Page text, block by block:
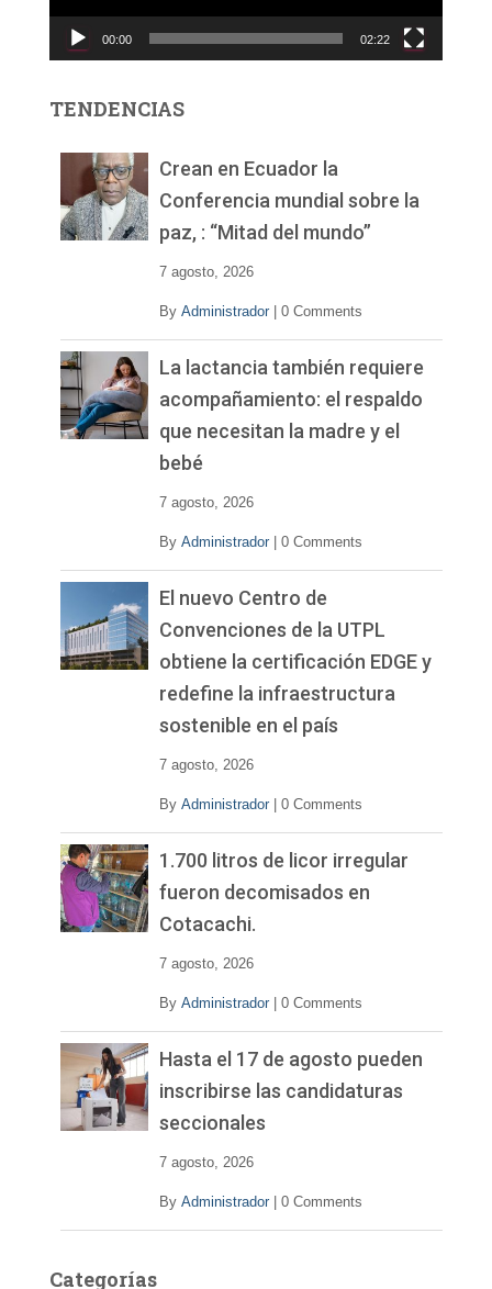
c
d
00:00 02:22
TENDENCIAS
Crean en Ecuador la
Conferencia mundial sobre la
paz, : “Mitad del mundo”
7 agosto, 2026
By Administrador 0 Comments
La lactancia también requiere
acompañamiento: el respaldo
que necesitan la madre y el
bebé
7 agosto, 2026
By Administrador 0 Comments
El nuevo Centro de
Convenciones de la UTPL
obtiene la certificación EDGE y
redefine la infraestructura
sostenible en el país
7 agosto, 2026
By Administrador 0 Comments
1.700 litros de licor irregular
fueron decomisados en
Cotacachi.
7 agosto, 2026
By Administrador 0 Comments
Hasta el 17 de agosto pueden
inscribirse las candidaturas
seccionales
7 agosto, 2026
By Administrador 0 Comments
Categorías